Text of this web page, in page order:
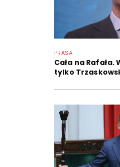
PRASA
Cała na
tylko